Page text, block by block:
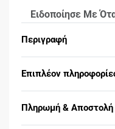
Ειδοποίησε Με
Περιγραφή
Επιπλέον
Πληρωμή & Αποστολή